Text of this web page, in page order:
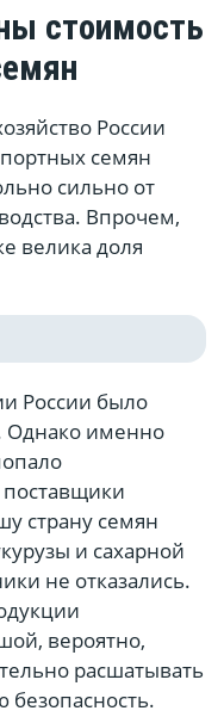
стоимость
России
семян
сильно от
Впрочем,
велика доля
России было
Однако именно
страну семян
и сахарной
не отказались.
вероятно,
расшатывать